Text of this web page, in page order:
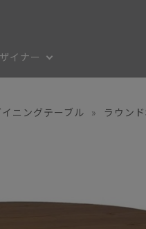
イナー
イニングテーブル » ラウン